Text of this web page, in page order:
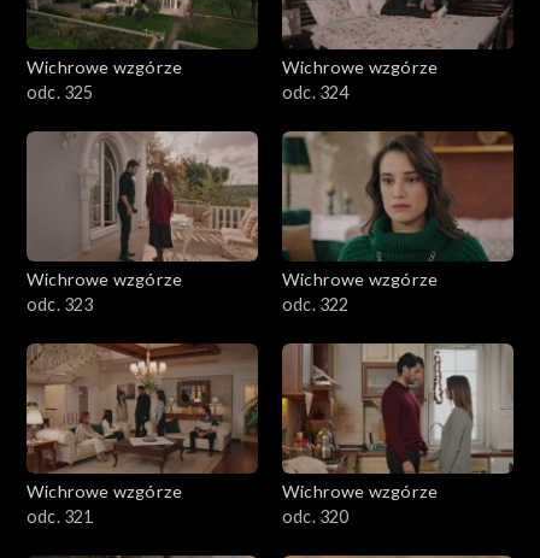
Wichrowe wzgórze
odc. 325
Wichrowe wzgórze
odc. 324
Wichrowe wzgórze
odc. 323
Wichrowe wzgórze
odc. 322
Wichrowe wzgórze
odc. 321
Wichrowe wzgórze
odc. 320